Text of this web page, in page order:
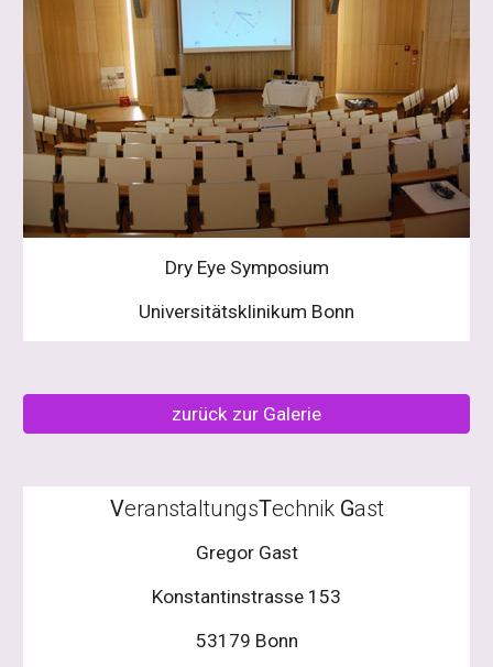
Dry Eye Symposium
Universitätsklinikum Bonn
zurück zur Galerie
VeranstaltungsTechnik Gast
Gregor Gast
Konstantinstrasse 153
53179 Bonn